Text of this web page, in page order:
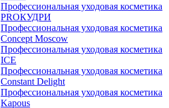
Профессиональная уходовая косметика
PROКУДРИ
Профессиональная уходовая косметика
Concept Moscow
Профессиональная уходовая косметика
ICE
Профессиональная уходовая косметика
Constant Delight
Профессиональная уходовая косметика
Kapous